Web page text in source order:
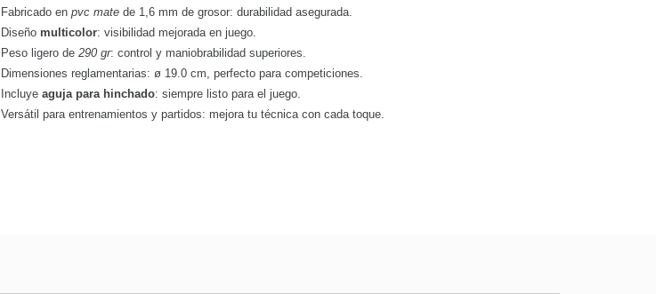
Fabricado enpvc mate de 1,6 mm de grosor: durabilidad asegurada.
Diseño multicolor: visibilidad mejorada en juego.
Peso ligero de290 gr: control y maniobrabilidad superiores.
Dimensiones reglamentarias: ø 19.0 cm, perfecto para competiciones.
Incluyeaguja para hinchado: siempre listo para el juego.
Versátil para entrenamientos y partidos: mejora tu técnica con cada toque.